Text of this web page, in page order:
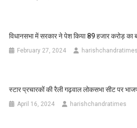
विधानसभा में सरकार ने पेश किया 89 हजार करोड़ का
February 27, 2024 harishchandratimes
स्टार प्रचारकों की रैली गढ़वाल लोकसभा सीट पर
April 16, 2024 harishchandratimes